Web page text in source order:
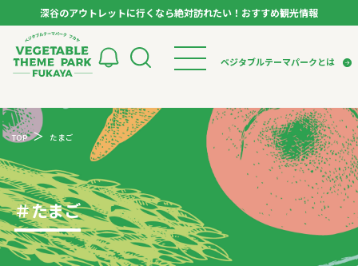
深谷のアウトレットに行くなら絶対訪れたい！おすすめ観光情報
ベジタブルテーマパークとは
検索
トップページ
モデルコース
スポット
イベント
体験
ベジタブルテーマパークとは
VTPキャストミーティング
パートナー企業について
市長インタビュー
生産者インタビュー
アンバサダー
お役立ち情報
レシピ集
TOP たまご
＃たまご